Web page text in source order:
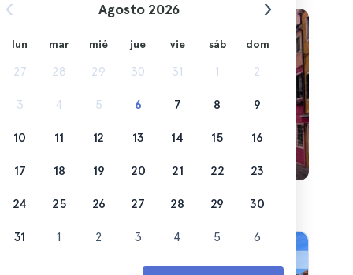
Agosto 2026
lun mar mié jue vie sáb dom
27 28 29 30 31 1 2
3 4 5 6 7 8 9
10 11 12 13 14 15 16
17 18 19 20 21 22 23
24 25 26 27 28 29 30
31 1 2 3 4 5 6